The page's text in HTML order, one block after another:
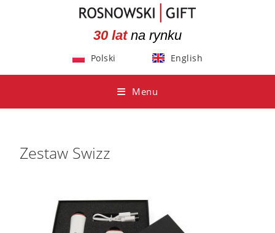
30 lat na rynku
Polski English
Menu
Zestaw Swizz